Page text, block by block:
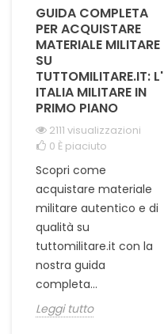
GUIDA COMPLETA
PER ACQUISTARE
MATERIALE MILITARE
SU
TUTTOMILITARE.IT: L'
ITALIA MILITARE IN
PRIMO PIANO
2111 visualizzazioni
0 È piaciuto
Scopri come
acquistare materiale
militare autentico e di
qualità su
tuttomilitare.it con la
nostra guida
completa...
Leggi tutto